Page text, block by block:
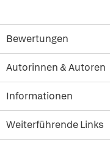
Bewertungen
Autorinnen & Autoren
Informationen
Weiterführende Links